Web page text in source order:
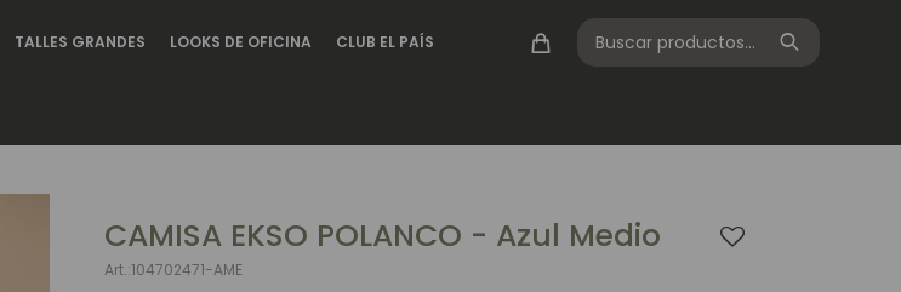
TALLES GRANDES LOOKS DE OFICINA CLUB EL PAÍS
CAMISA EKSO POLANCO - Azul Medio
104702471-AME